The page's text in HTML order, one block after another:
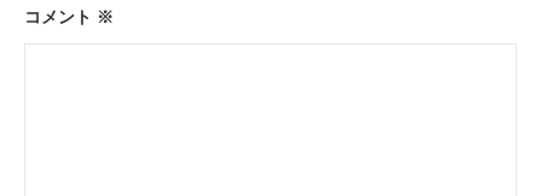
ン
コメント ※